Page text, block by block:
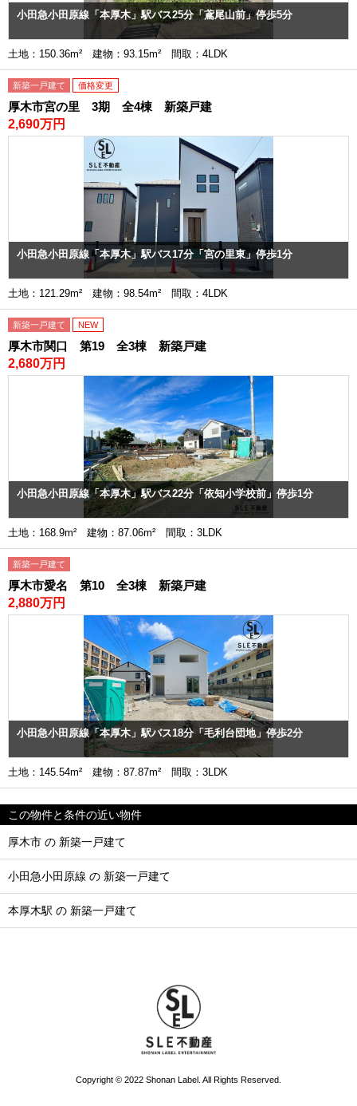
小田急小田原線「本厚木」駅バス25分「鳶尾山前」停歩5分
土地：150.36m² 建物：93.15m² 間取：4LDK
新築一戸建て 価格変更
厚木市宮の里 3期 全4棟 新築戸建
2,690万円
小田急小田原線「本厚木」駅バス17分「宮の里東」停歩1分
土地：121.29m² 建物：98.54m² 間取：4LDK
新築一戸建て NEW
厚木市関口 第19 全3棟 新築戸建
2,680万円
小田急小田原線「本厚木」駅バス22分「依知小学校前」停歩1分
土地：168.9m² 建物：87.06m² 間取：3LDK
新築一戸建て
厚木市愛名 第10 全3棟 新築戸建
2,880万円
小田急小田原線「本厚木」駅バス18分「毛利台団地」停歩2分
土地：145.54m² 建物：87.87m² 間取：3LDK
この物件と条件の近い物件
厚木市 の 新築一戸建て
小田急小田原線 の 新築一戸建て
本厚木駅 の 新築一戸建て
Copyright © 2022 Shonan Label. All Rights Reserved.